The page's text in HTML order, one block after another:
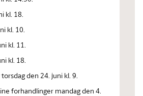
kl. 18.
kl. 10.
kl. 11.
kl. 18.
den 24. juni kl. 9.
forhandlinger mandag den 4.